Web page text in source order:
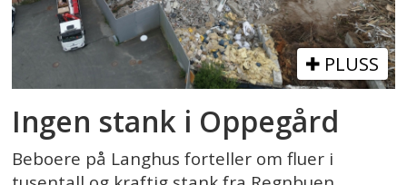
PLUSS
Ingen stank i Oppegård
Beboere på Langhus forteller om fluer i